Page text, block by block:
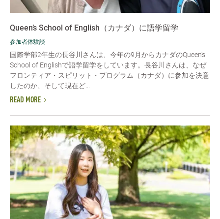
Queen’s School of English（カナダ）に語学留学
参加者体験談
国際学部2年生の長谷川さんは、今年の9月からカナダのQueen's
School of Englishで語学留学をしています。長谷川さんは、なぜ
フロンティア・スピリット・プログラム（カナダ）に参加を決意
したのか、そして現在ど...
READ MORE